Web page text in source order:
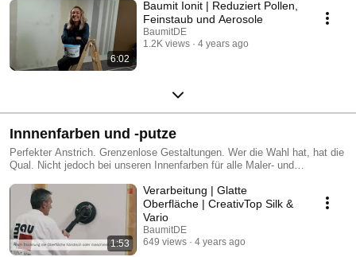
6:02
Baumit Ionit | Reduziert Pollen,
Feinstaub und Aerosole
BaumitDE
1.2K views
4 years ago
Innnenfarben und -putze
Perfekter Anstrich. Grenzenlose Gestaltungen. Wer die Wahl hat, hat die
Qual. Nicht jedoch bei unseren Innenfarben für alle Maler- und
Orientierung auf der Baustelle. Mit unseren Wohngesunden gehen Sie
auf Nummer Sicher beim Wohnklima. Unsere Universellen garantieren
höchste Vielseitigkeit auf der Baustelle, während unsere Wirtschaftlichen
bei Kosteneffizienz punkten. So einfach ist das.
1:53
Verarbeitung | Glatte
Oberfläche | CreativTop Silk &
Vario
BaumitDE
649 views
4 years ago